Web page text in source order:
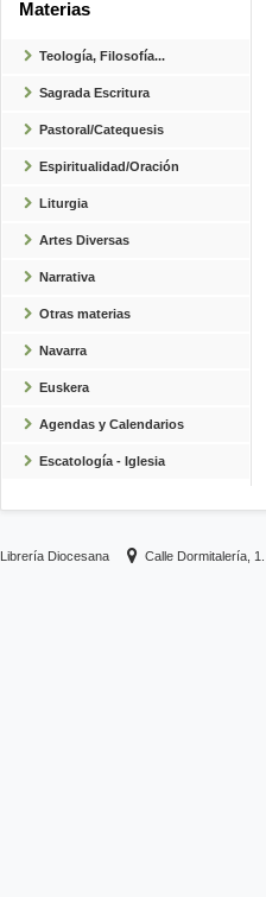
Materias
Teología, Filosofía...
Sagrada Escritura
Pastoral/Catequesis
Espiritualidad/Oración
Liturgia
Artes Diversas
Narrativa
Otras materias
Navarra
Euskera
Agendas y Calendarios
Escatología - Iglesia
Librería Diocesana Calle Dormitalería, 1.